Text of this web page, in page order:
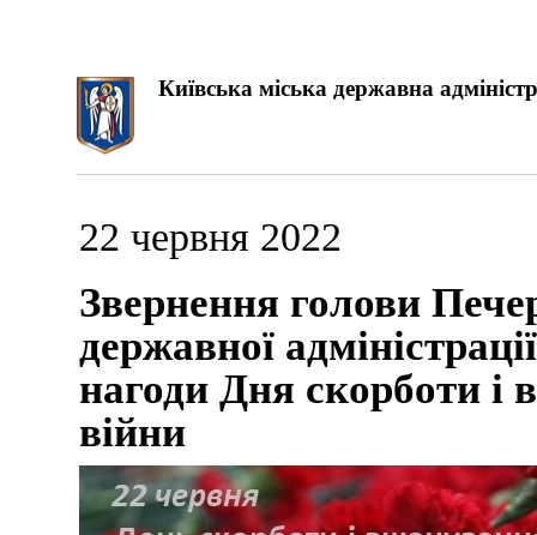
Київська міська державна
22 червня 2022
Звернення голови
державної
нагоди Дня скорботи і
війни